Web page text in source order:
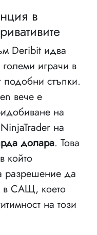
в
Deribit идва
играчи в
подобни стъпки.
вече е
на
на
долара. Това
който
разрешение да
в САЩ, което
на този